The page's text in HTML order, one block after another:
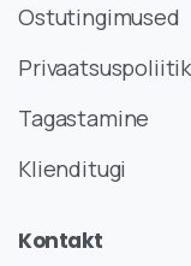
Ostutingimused
Tagastamine
Klienditugi
Kontakt